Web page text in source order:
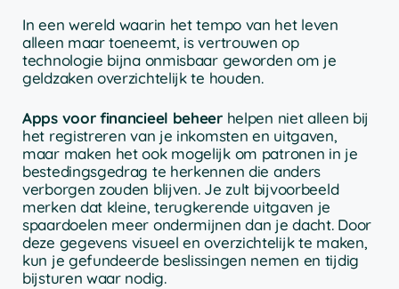
In een wereld waarin het tempo van het leven
alleen maar toeneemt, is vertrouwen op
technologie bijna onmisbaar geworden om je
geldzaken overzichtelijk te houden.
Apps voor financieel beheer helpen niet alleen bij
het registreren van je inkomsten en uitgaven,
maar maken het ook mogelijk om patronen in je
bestedingsgedrag te herkennen die anders
verborgen zouden blijven. Je zult bijvoorbeeld
merken dat kleine, terugkerende uitgaven je
spaardoelen meer ondermijnen dan je dacht. Door
deze gegevens visueel en overzichtelijk te maken,
kun je gefundeerde beslissingen nemen en tijdig
bijsturen waar nodig.